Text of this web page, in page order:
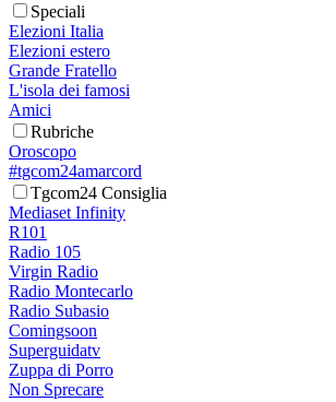
Speciali
Elezioni Italia
Elezioni estero
Grande Fratello
L'isola dei famosi
Amici
Rubriche
Oroscopo
#tgcom24amarcord
Tgcom24 Consiglia
Mediaset Infinity
R101
Radio 105
Virgin Radio
Radio Montecarlo
Radio Subasio
Comingsoon
Superguidatv
Zuppa di Porro
Non Sprecare